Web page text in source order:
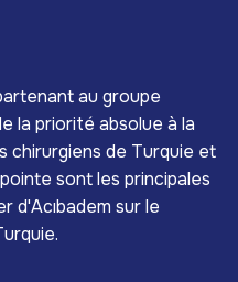
au groupe
la priorité absolue à la
chirurgiens de Turquie et
sont les principales
d'Acıbadem sur le